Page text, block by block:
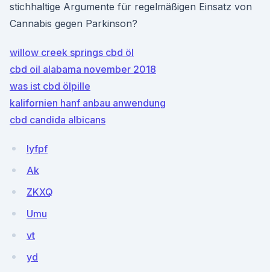
stichhaltige Argumente für regelmäßigen Einsatz von
Cannabis gegen Parkinson?
willow creek springs cbd öl
cbd oil alabama november 2018
was ist cbd ölpille
kalifornien hanf anbau anwendung
cbd candida albicans
Iyfpf
Ak
ZKXQ
Umu
vt
yd